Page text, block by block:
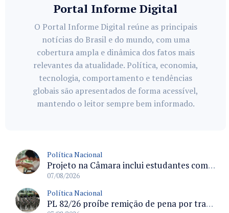
Portal Informe Digital
O Portal Informe Digital reúne as principais
notícias do Brasil e do mundo, com uma
cobertura ampla e dinâmica dos fatos mais
relevantes da atualidade. Política, economia,
tecnologia, comportamento e tendências
globais são apresentados de forma acessível,
mantendo o leitor sempre bem informado.
Política Nacional
Projeto na Câmara inclui estudantes com deficiência no regime escolar especial da LDB e estabelece critérios para frequência
07/08/2026
Política Nacional
PL 82/26 proíbe remição de pena por trabalho em funções militares para condenados por crimes contra o Estado Democrático de Direito